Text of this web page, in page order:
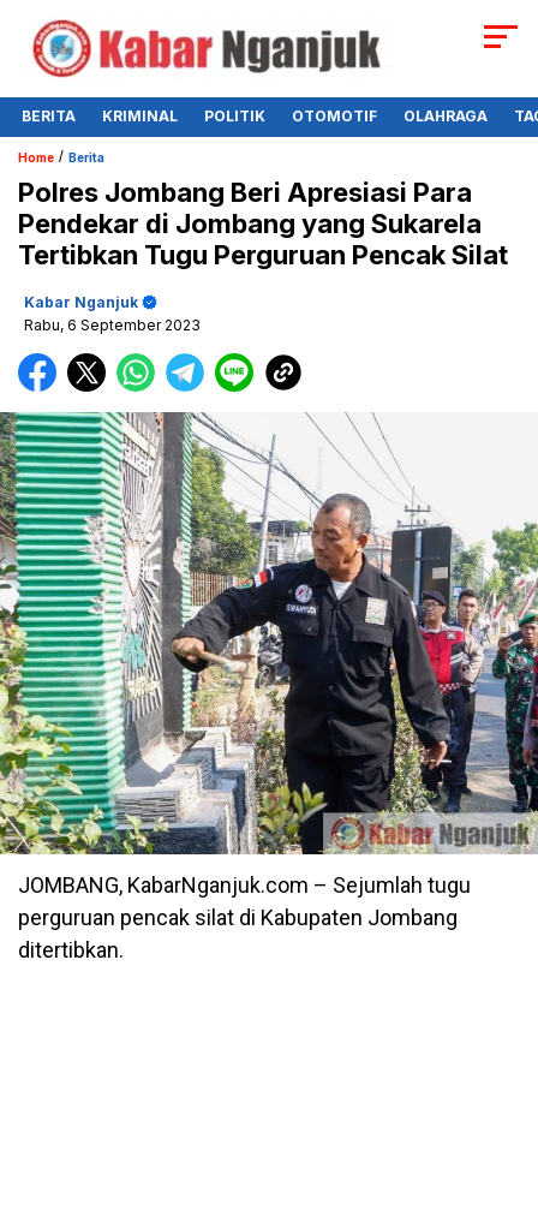
BERITA KRIMINAL POLITIK OTOMOTIF OLAHRAGA
Home / Berita
Polres Jombang Beri Apresiasi Para
Pendekar di Jombang yang Sukarela
Tertibkan Tugu Perguruan Pencak Silat
Kabar Nganjuk
Rabu, 6 September 2023
JOMBANG, KabarNganjuk.com – Sejumlah tugu
perguruan pencak silat di Kabupaten Jombang
ditertibkan.